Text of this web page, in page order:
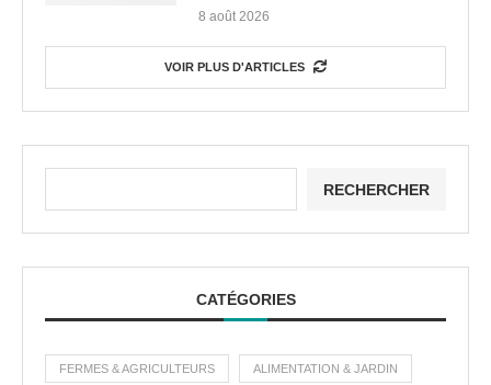
8 août 2026
VOIR PLUS D'ARTICLES
RECHERCHER
CATÉGORIES
FERMES & AGRICULTEURS ALIMENTATION & JARDIN